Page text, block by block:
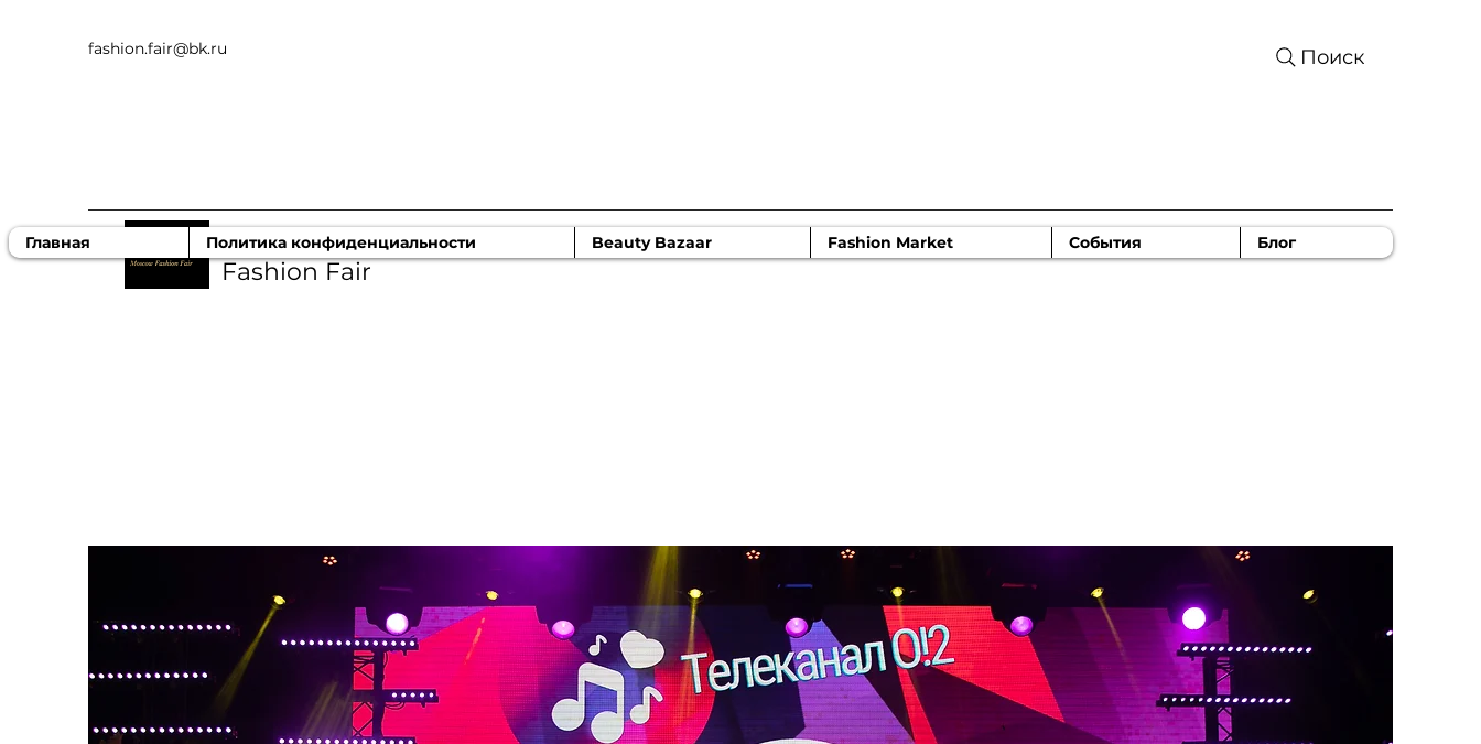
fashion.fair@bk.ru Поиск
Московская ярмарка моды Moscow
Fashion Fair
Главная Политика конфиденциальности Beauty Bazaar Fashion Market События Блог